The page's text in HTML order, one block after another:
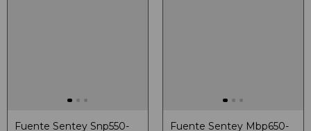
Fuente Sentey Snp550-
Fuente Sentey Mbp650-